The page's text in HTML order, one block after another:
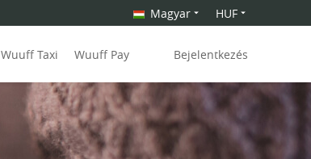
Magyar HUF
Wuuff Taxi Wuuff Pay Bejelentkezés